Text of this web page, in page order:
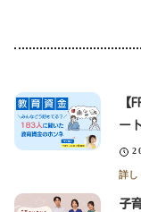
【
ー
詳し
子